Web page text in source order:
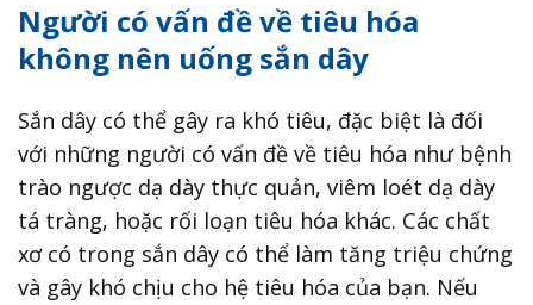
Người có vấn đề về tiêu hóa
không nên uống sắn dây
Sắn dây có thể gây ra khó tiêu, đặc biệt là đối
với những người có vấn đề về tiêu hóa như bệnh
trào ngược dạ dày thực quản, viêm loét dạ dày
tá tràng, hoặc rối loạn tiêu hóa khác. Các chất
xơ có trong sắn dây có thể làm tăng triệu chứng
và gây khó chịu cho hệ tiêu hóa của bạn. Nếu